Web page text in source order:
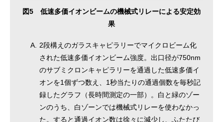
図5 低速多価イオンビームの機械式リレーによる安定効
果
A.
2段構えのガラスキャピラリーでマイクロビーム化
された低速多価イオンビーム強度。出口径が750nm
のサブミクロンキャピラリーを通過した低速多価イ
オンを1個ずつ数え、1秒当たりの通過個数を毎秒記
録したグラフ（長時間測定の一部）。白と緑のゾー
ンのうち、白ゾーンでは機械式リレーを使わなかっ
た。すると通過イオン数は徐々に減少し、ふたたび